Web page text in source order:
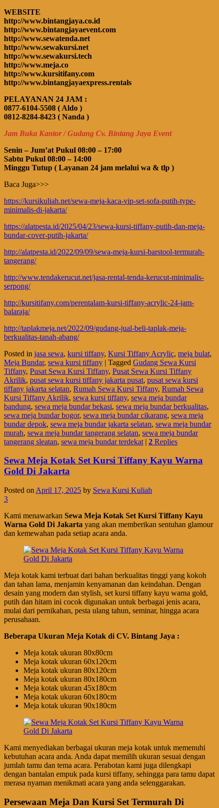
WEBSITE
http://www.bintangjaya.co.id
http://www.bintangjayaevent.com
http://www.sewatenda.net
http://www.sewakursi.net
http://www.sewakursi.tech
http://www.meja.co
http://www.kursitifany.com
http://www.bintangjayaexpress.rentals
PELAYANAN 24 JAM :
0877-6104-5508 ( Aldo )
0812-8284-8423 ( Nanda )
Jam Buka Kantor / Gudang Cv. Bintang Jaya Event
Senin – Jum’at Pukul 08:00 – 17:00
Sabtu Pukul 08:00 – 14:00
Minggu Tutup ( Layanan 24 jam melalui wa & tlp )
Baca Juga>>>
https://kursikuliah.net/sewa-meja-kaca-vip-set-sofa-putih-type-
minimalis-di-jakarta/
https://alatpesta.id/2025/04/23/sewa-kursi-tiffany-putih-dan-meja-
bundar-cover-putih-jakarta/
http://alatpesta.id/2022/09/09/sewa-meja-kursi-barstool-termurah-
tangerang/
http://www.tendakerucut.net/jasa-rental-tenda-kerucut-minimalis-
serpong/
http://kursitifany.com/perentalam-kursi-tiffany-acrylic-24-jam-
balaraja/
http://taplakmeja.net/2022/09/gudang-jual-beli-taplak-meja-
berkualitas-tanah-abang/
Posted in jasa sewa, kursi tiffany, Kursi Tiffany Acrylic, meja bulat,
Meja Bundar, sewa kursi tiffany | Tagged Gudang Sewa Kursi
Tiffany, Pusat Sewa Kursi Tiffany, Pusat Sewa Kursi Tiffany
Akrilik, pusat sewa kursi tiffany jakarta pusat, pusat sewa kursi
tiffany jakarta selatan, Rumah Sewa Kursi Tiffany, Rumah Sewa
Kursi Tiffany Akrilik, sewa kursi tiffany, sewa meja bundar
bandung, sewa meja bundar bekasi, sewa meja bundar berkualitas,
sewa meja bundar bogor, sewa meja bundar cikarang, sewa meja
bundar depok, sewa meja bundar jakarta selatan, sewa meja bundar
murah, sewa meja bundar tangerang selatan, sewa meja bundar
tangerang sleatan, sewa meja bundar terdekat | 2 Replies
Sewa Meja Kotak Set Kursi Tiffany Kayu Warna
Gold Di Jakarta
Posted on April 17, 2025 by Sewa Kursi Kuliah
3
Kami menawarkan Sewa Meja Kotak Set Kursi Tiffany Kayu
Warna Gold Di Jakarta yang akan memberikan sentuhan glamour
dan kemewahan pada setiap acara anda.
Meja kotak kami terbuat dari bahan berkualitas tinggi yang kokoh
dan tahan lama, menjamin kenyamanan dan keindahan. Dengan
desain yang modern dan stylish, set kursi tiffany kayu warna gold,
putih dan hitam ini cocok digunakan untuk berbagai jenis acara,
mulai dari pernikahan, pesta ulang tahun, seminar, hingga acara
perusahaan.
Beberapa Ukuran Meja Kotak di CV. Bintang Jaya :
Meja kotak ukuran 80x80cm
Meja kotak ukuran 60x120cm
Meja kotak ukuran 80x120cm
Meja kotak ukuran 80x180cm
Meja kotak ukuran 45x180cm
Meja kotak ukuran 60x180cm
Meja kotak ukuran 90x180cm
Kami menyediakan berbagai ukuran meja kotak untuk memenuhi
kebutuhan acara anda. Anda dapat memilih ukuran sesuai dengan
jumlah tamu dan tema acara. Perabotan kami juga dilengkapi
dengan bantalan empuk pada kursi tiffany, sehingga para tamu dapat
merasa nyaman menikmati acara yang anda selenggarakan.
Persewaan Meja Dan Kursi Set Termurah Di